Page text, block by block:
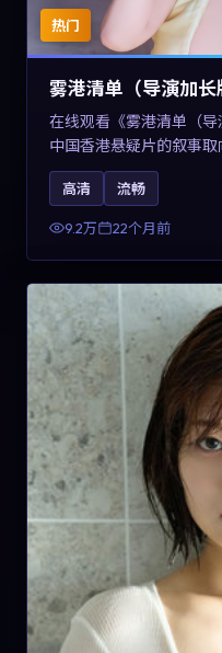
热门
雾港清单（导演加长
在线观看《雾港清单（
中国香港悬疑片的叙事
景春与咏梅主演，情节通
力，兼具娱乐性与讨论
比参考。
高清 流畅
9.2万 22个月前